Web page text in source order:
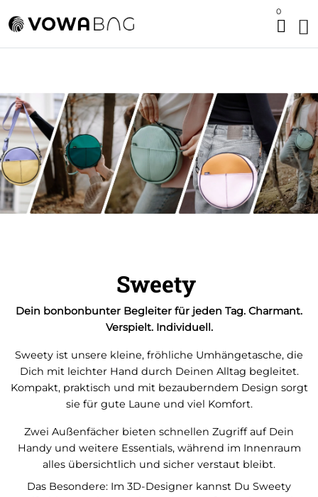
0
Sweety
Dein bonbonbunter Begleiter für jeden Tag. Charmant.
Verspielt. Individuell.
Sweety ist unsere kleine, fröhliche Umhängetasche, die
Dich mit leichter Hand durch Deinen Alltag begleitet.
Kompakt, praktisch und mit bezauberndem Design sorgt
sie für gute Laune und viel Komfort.
Zwei Außenfächer bieten schnellen Zugriff auf Dein
Handy und weitere Essentials, während im Innenraum
alles übersichtlich und sicher verstaut bleibt.
Das Besondere: Im 3D-Designer kannst Du Sweety